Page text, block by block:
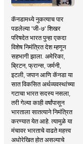
कॅनडामध्ये नुकत्याच पार
पडलेल्या 'जी-७' शिखर
परिषदेत भारत पुन्हा एकदा
विशेष निमंत्रित देश म्हणून
सहभागी झाला. अमेरिका,
ब्रिटन, फ्रान्स, जर्मनी,
इटली, जपान आणि कॅनडा या
सात विकसित अर्थव्यवस्थांच्या
गटाचा भारत सदस्य नसला,
तरी गेल्या काही वर्षांपासून
भारताला सातत्याने निमंत्रित
करण्यात येत आहे. त्यामुळे या
मंचावर भारताचे वाढते महत्त्व
अधोरेखित होत असल्याचे